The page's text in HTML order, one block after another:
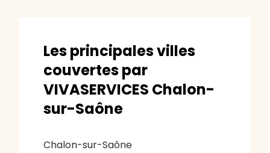
Les principales villes
couvertes par
VIVASERVICES Chalon-
sur-Saône
Chalon-sur-Saône